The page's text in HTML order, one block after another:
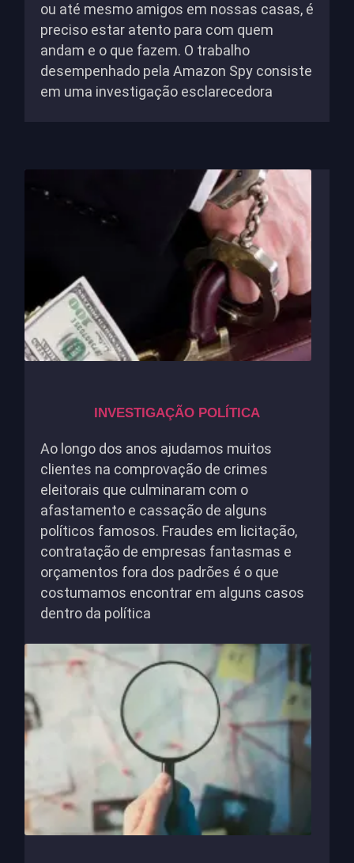
ou até mesmo amigos em nossas casas, é
preciso estar atento para com quem
andam e o que fazem. O trabalho
desempenhado pela Amazon Spy consiste
em uma investigação esclarecedora
INVESTIGAÇÃO POLÍTICA
Ao longo dos anos ajudamos muitos
clientes na comprovação de crimes
eleitorais que culminaram com o
afastamento e cassação de alguns
políticos famosos. Fraudes em licitação,
contratação de empresas fantasmas e
orçamentos fora dos padrões é o que
costumamos encontrar em alguns casos
dentro da política